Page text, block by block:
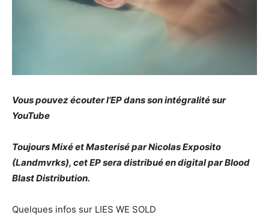
Vous pouvez écouter l’EP dans son intégralité sur
YouTube
Toujours Mixé et Masterisé par Nicolas Exposito
(Landmvrks), cet EP sera distribué en digital par Blood
Blast Distribution.
Quelques infos sur LIES WE SOLD